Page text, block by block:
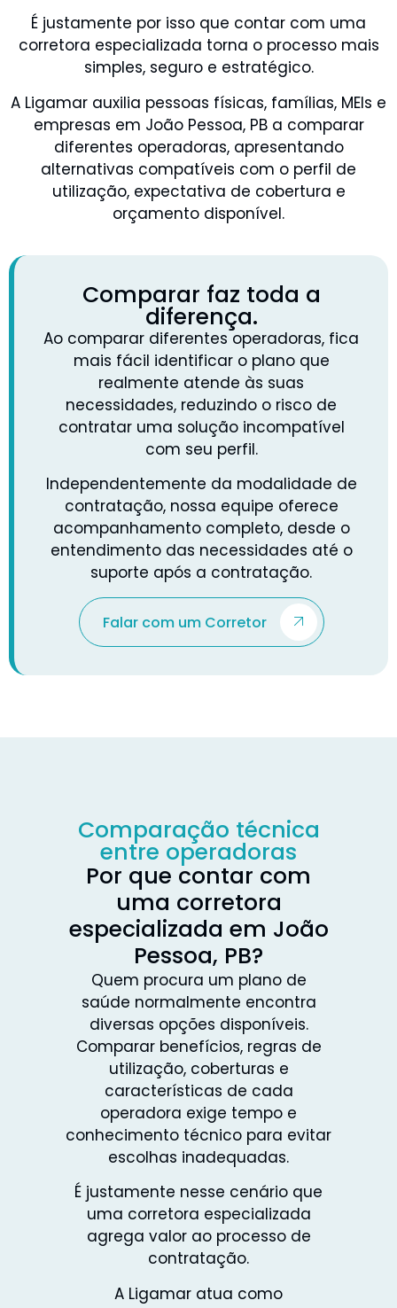
É justamente por isso que contar com uma
corretora especializada torna o processo mais
simples, seguro e estratégico.
A Ligamar auxilia pessoas físicas, famílias, MEIs e
empresas em João Pessoa, PB a comparar
diferentes operadoras, apresentando
alternativas compatíveis com o perfil de
utilização, expectativa de cobertura e
orçamento disponível.
Comparar faz toda a
diferença.
Ao comparar diferentes operadoras, fica
mais fácil identificar o plano que
realmente atende às suas
necessidades, reduzindo o risco de
contratar uma solução incompatível
com seu perfil.
Independentemente da modalidade de
contratação, nossa equipe oferece
acompanhamento completo, desde o
entendimento das necessidades até o
suporte após a contratação.
Falar com um Corretor
Comparação técnica
entre operadoras
Por que contar com
uma corretora
especializada em João
Pessoa, PB?
Quem procura um plano de
saúde normalmente encontra
diversas opções disponíveis.
Comparar benefícios, regras de
utilização, coberturas e
características de cada
operadora exige tempo e
conhecimento técnico para evitar
escolhas inadequadas.
É justamente nesse cenário que
uma corretora especializada
agrega valor ao processo de
contratação.
A Ligamar atua como